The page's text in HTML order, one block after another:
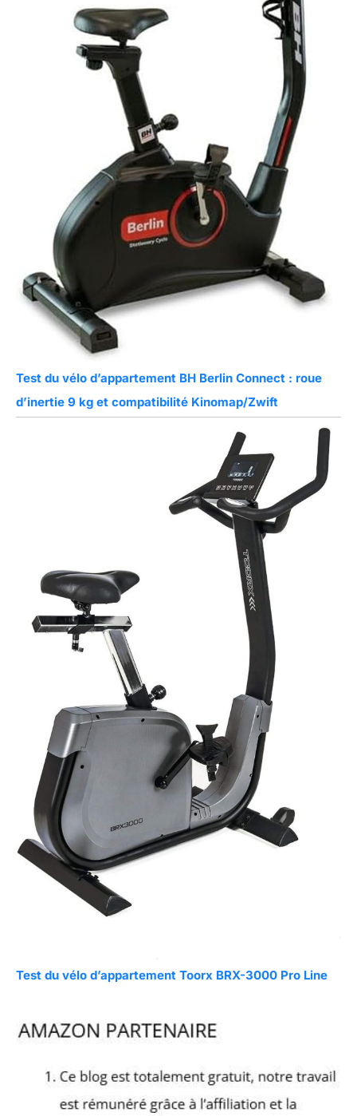
Test du vélo d’appartement BH Berlin Connect : roue
d’inertie 9 kg et compatibilité Kinomap/Zwift
Test du vélo d’appartement Toorx BRX-3000 Pro Line